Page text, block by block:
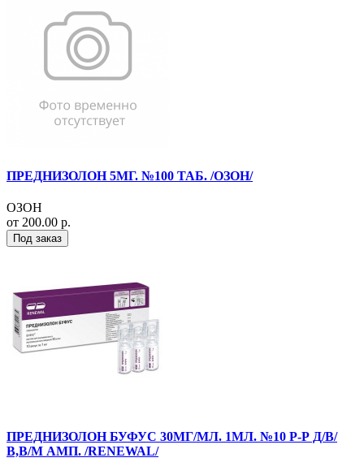
ПРЕДНИЗОЛОН 5МГ. №100 ТАБ. /ОЗОН/
ОЗОН
от 200.00 р.
Под заказ
ПРЕДНИЗОЛОН БУФУС 30МГ/МЛ. 1МЛ. №10 Р-Р Д/В/
В,В/М АМП. /RENEWAL/